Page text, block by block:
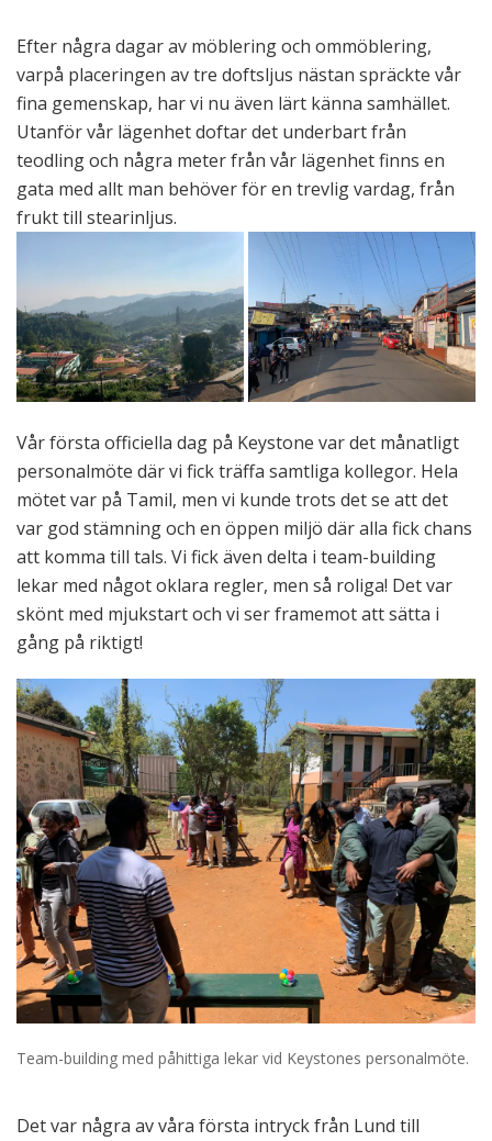
Efter några dagar av möblering och ommöblering,
varpå placeringen av tre doftsljus nästan spräckte vår
fina gemenskap, har vi nu även lärt känna samhället.
Utanför vår lägenhet doftar det underbart från
teodling och några meter från vår lägenhet finns en
gata med allt man behöver för en trevlig vardag, från
frukt till stearinljus.
Vår första officiella dag på Keystone var det månatligt
personalmöte där vi fick träffa samtliga kollegor. Hela
mötet var på Tamil, men vi kunde trots det se att det
var god stämning och en öppen miljö där alla fick chans
att komma till tals. Vi fick även delta i team-building
lekar med något oklara regler, men så roliga! Det var
skönt med mjukstart och vi ser framemot att sätta i
gång på riktigt!
Team-building med påhittiga lekar vid Keystones personalmöte.
Det var några av våra första intryck från Lund till